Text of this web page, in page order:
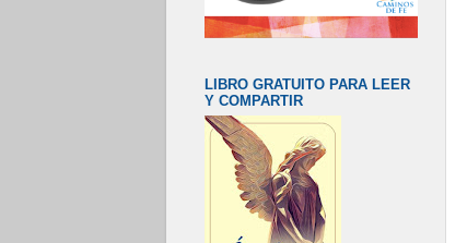
LIBRO GRATUITO PARA LEER
Y COMPARTIR